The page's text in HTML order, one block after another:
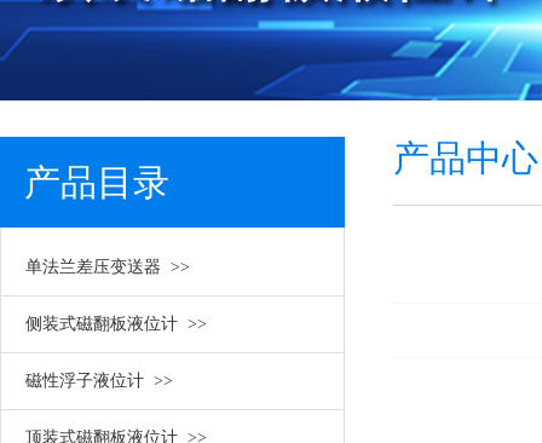
产品目录
/ PRODUCT MENU
单法兰差压变送器 >>
侧装式磁翻板液位计 >>
磁性浮子液位计 >>
顶装式磁翻板液位计 >>
产品中心